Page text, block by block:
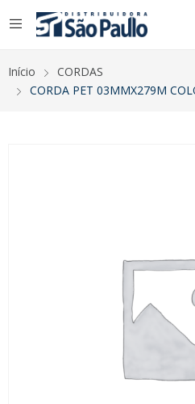
Início
CORDAS
CORDA PET 03MMX279M